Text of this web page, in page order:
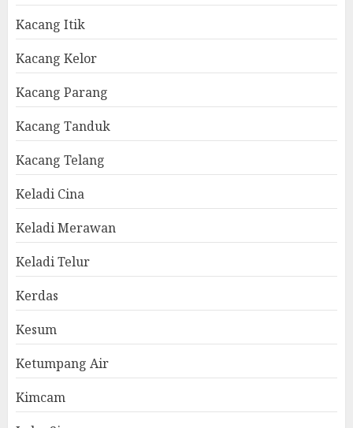
Kacang Itik
Kacang Kelor
Kacang Parang
Kacang Tanduk
Kacang Telang
Keladi Cina
Keladi Merawan
Keladi Telur
Kerdas
Kesum
Ketumpang Air
Kimcam